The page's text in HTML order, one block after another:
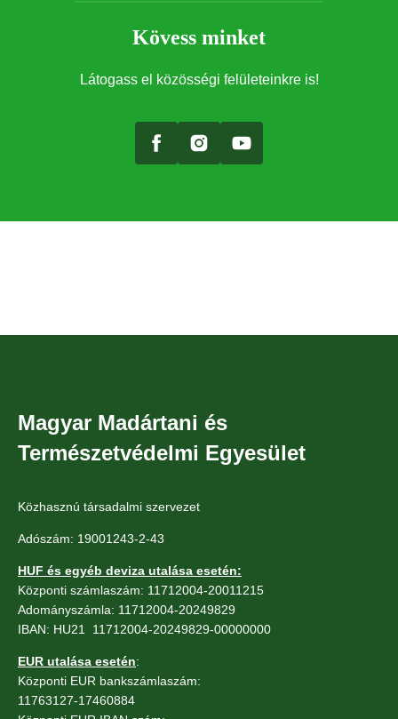
Kövess minket
Látogass el közösségi felületeinkre is!
Magyar Madártani és
Természetvédelmi Egyesület
Közhasznú társadalmi szervezet
Adószám: 19001243-2-43
HUF és egyéb deviza utalása esetén:
Központi számlaszám: 11712004-20011215
Adományszámla: 11712004-20249829
IBAN: HU21 11712004-20249829-00000000
EUR utalása esetén:
Központi EUR bankszámlaszám:
11763127-17460884